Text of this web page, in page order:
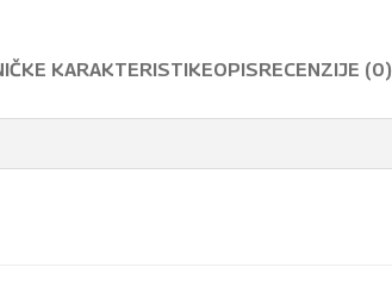
KARAKTERISTIKEOPISRECENZIJE (0)